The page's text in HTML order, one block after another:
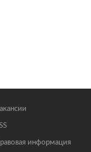
информация